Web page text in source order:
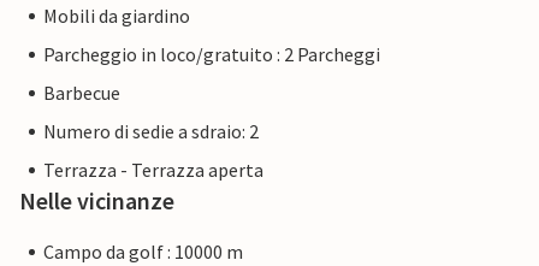
Mobili da giardino
Parcheggio in loco/gratuito : 2 Parcheggi
Barbecue
Numero di sedie a sdraio: 2
Terrazza - Terrazza aperta
Nelle vicinanze
Campo da golf : 10000 m